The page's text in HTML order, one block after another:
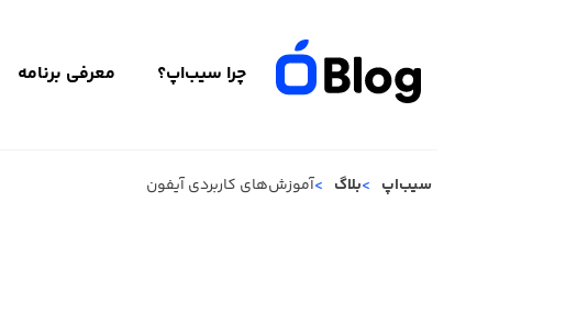
چرا سیب‌اپ؟ معرفی برنامه
سیب‌اپ بلاگ آموزش‌های کاربردی آیفون